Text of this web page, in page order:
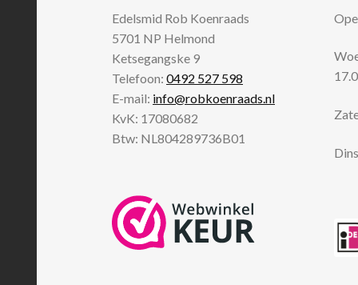
Edelsmid Rob Koenraads
5701 NP Helmond
Ketsegangske 9
Telefoon:0492 527 598
E-mail: info@robkoenraads.nl
KvK: 17080682
Btw: NL804289736B01